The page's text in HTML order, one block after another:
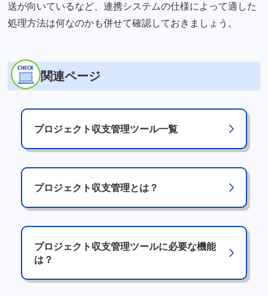
送が向いているなど、連携システムの仕様によって適した
処理方法は何なのかも併せて確認しておきましょう。
関連ページ
プロジェクト収支管理ツール一覧
プロジェクト収支管理とは？
プロジェクト収支管理ツールに必要な機能
は？